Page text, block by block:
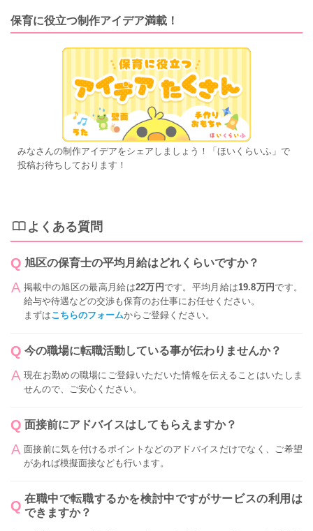
保育に役立つ制作アイデア満載！
みなさんの制作アイデアをシェアしましょう！「ほいくらいふ」で
投稿お待ちしております！
よくある質問
旭区の保育士の平均月給はどれくらいですか？
掲載中の旭区の最高月給は22万円です。平均月給は19.8万円です。
給与や待遇などの交渉も保育のお仕事にお任せください。
まずはこちらのフォームからご登録ください。
今の職場に転職活動している事が伝わりませんか？
現在お勤めの職場にご登録いただいた情報を伝えることはいたしま
せんので、ご安心ください。
面接前にアドバイスはしてもらえますか？
面接前に気を付けるポイントなどのアドバイスだけでなく、ご希望
があれば模擬面接なども行います。
在職中で転職するかを検討中ですがサービスの利用は
できますか？